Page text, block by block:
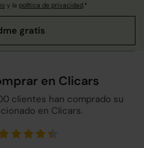
y la política de privacidad.*
en Clicars
clientes han comprado su
en Clicars.